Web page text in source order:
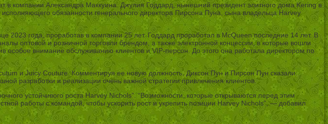
компании Александра Маккуина. Джулия Годдард, нынешний президент элитного дома Kering в
обязанности генерального директора Пирсона Пуна, сына владельца Harvey
года, проработав в компании 25 лет. Годдард проработал в McQueen последние 14 лет. В
оптовой и розничной торговли брендом, а также электронной концессии, в которые вошли
внимание обслуживанию клиентов и VIP-персон. До этого она работала директором по
и Juicy Couture. Комментируя ее новую должность, Диксон Пун и Пирсон Пун сказали:
разработки и реализации очень важной стратегии привлечения клиентов.
устойчивого роста Harvey Nichols”. “Возможности, которые открываются перед этим
работы с командой, чтобы ускорить рост и укрепить позиции Harvey Nichols”, — добавил